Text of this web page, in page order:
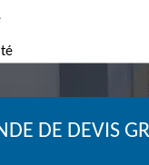
DE DEVIS